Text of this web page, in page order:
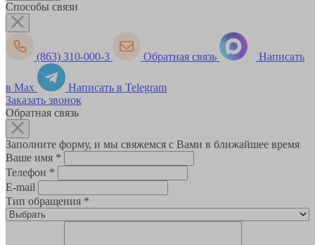
Способы связи
(863) 310-000-3 Обратная связь Написать
в Max
Написать в Telegram
Заказать звонок
Обратная связь
Заполните форму, и мы свяжемся с Вами в ближайшее время
Ваше имя *
Телефон *
E-mail
Тип обращения *